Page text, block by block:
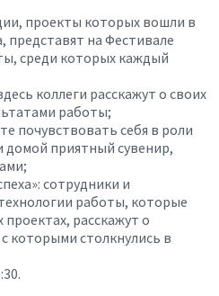
проекты которых вошли в
представят на Фестивале
среди которых каждый
коллеги расскажут о своих
работы;
почувствовать себя в роли
домой приятный сувенир,
сотрудники и
работы, которые
расскажут о
которыми столкнулись в